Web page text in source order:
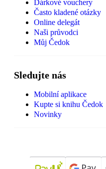
Dárkové vouchery
Často kladené otázky
Online delegát
Naši průvodci
Můj Čedok
Sledujte nás
Mobilní aplikace
Kupte si knihu Čedok
Novinky